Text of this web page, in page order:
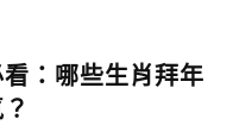
：哪些生肖拜年